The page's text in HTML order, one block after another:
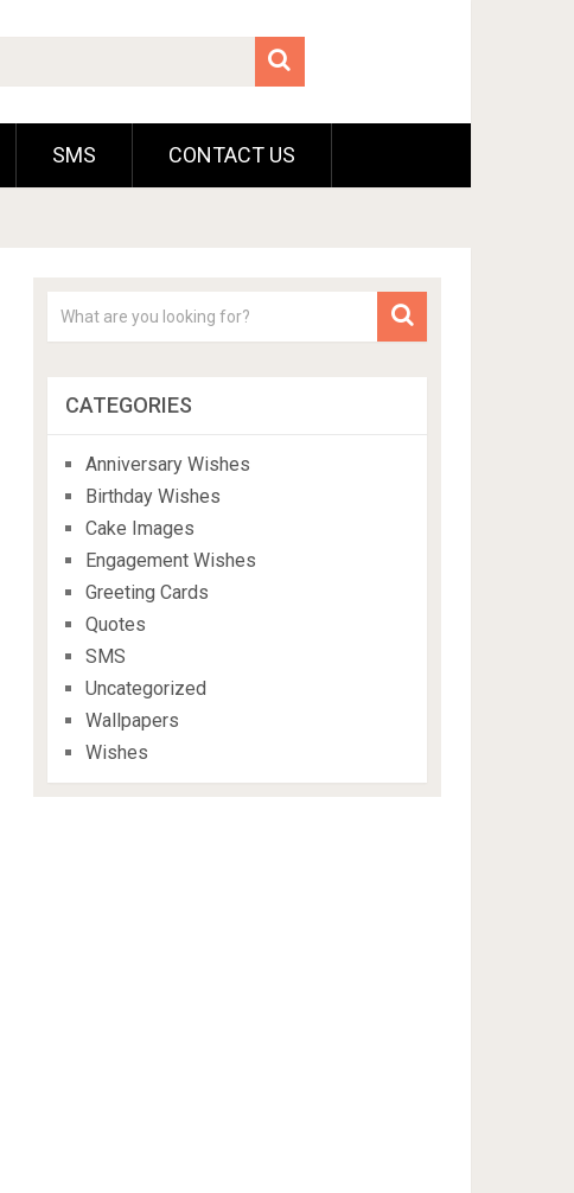
SMS CONTACT US
CATEGORIES
Anniversary Wishes
Birthday Wishes
Cake Images
Engagement Wishes
Greeting Cards
Quotes
SMS
Uncategorized
Wallpapers
Wishes